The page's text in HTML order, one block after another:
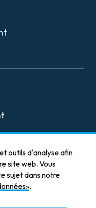
outils d'analyse afin
site web. Vous
sujet dans notre
.